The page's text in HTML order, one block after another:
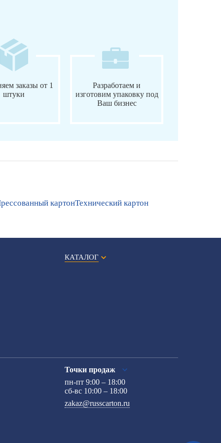
заказы от 1
штуки
Разработаем и
изготовим упаковку под
Ваш бизнес
картонТехнический картон
КАТАЛОГ
Точки продаж
пн-пт 9:00 – 18:00
сб-вс 10:00 – 18:00
zakaz@russcarton.ru